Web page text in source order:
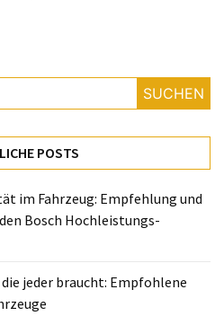
SUCHEN
POSTS
im Fahrzeug: Empfehlung und
Bosch Hochleistungs-
jeder braucht: Empfohlene